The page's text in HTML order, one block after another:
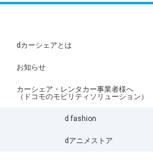
dカーシェアとは
お知らせ
カーシェア・レンタカー事業者様へ
（ドコモのモビリティソリューション）
d fashion
dアニメストア